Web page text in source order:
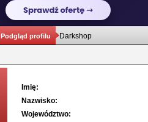
Podgląd profilu Darkshop
Imię:
Nazwisko:
Województwo: